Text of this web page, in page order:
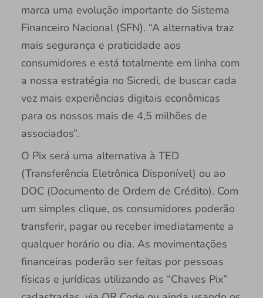
marca uma evolução importante do Sistema
Financeiro Nacional (SFN). “A alternativa traz
mais segurança e praticidade aos
consumidores e está totalmente em linha com
a nossa estratégia no Sicredi, de buscar cada
vez mais experiências digitais econômicas
para os nossos mais de 4,5 milhões de
associados”.
O Pix será uma alternativa à TED
(Transferência Eletrônica Disponível) ou ao
DOC (Documento de Ordem de Crédito). Com
um simples clique, os consumidores poderão
transferir, pagar ou receber imediatamente a
qualquer horário ou dia. As movimentações
financeiras poderão ser feitas por pessoas
físicas e jurídicas utilizando as “Chaves Pix”